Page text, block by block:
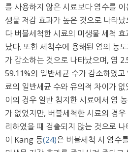
를 사용하지 않은 시료보다 염수를
생물 저감 효과가 높은 것으로 나타
다 버블세척한 시료의 미생물 세척
났다. 또한 세척수에 용해된 염의 농
가 감소하는 것으로 나타났으며, 염
59.11%의 일반세균 수가 감소하였고
료의 일반세균 수와 유의적 차이가
이의 경우 일반 침지한 시료에서 염
가 없었지만, 버블세척한 시료의 경
리하였을 때 검출되지 않는 것으로
이 Kang 등(24)은 버블세척 시 염수